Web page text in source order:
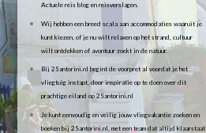
Actuele reis blog en reisverslagen.
Wij hebben een breed scala aan accommodaties waaruit je
kunt kiezen, of je nu wilt relaxen op het strand, cultuur
wilt ontdekken of avontuur zoekt in de natuur.
Bij 2Santorini.nl begint de voorpret al voordat je het
vliegtuig instapt, door inspiratie op te doen over dit
prachtige eiland op 2Santorini.nl
Je kunt eenvoudig en veilig jouw vliegvakantie zoeken en
boeken bij 2Santorini.nl, met een team dat altijd klaarstaat